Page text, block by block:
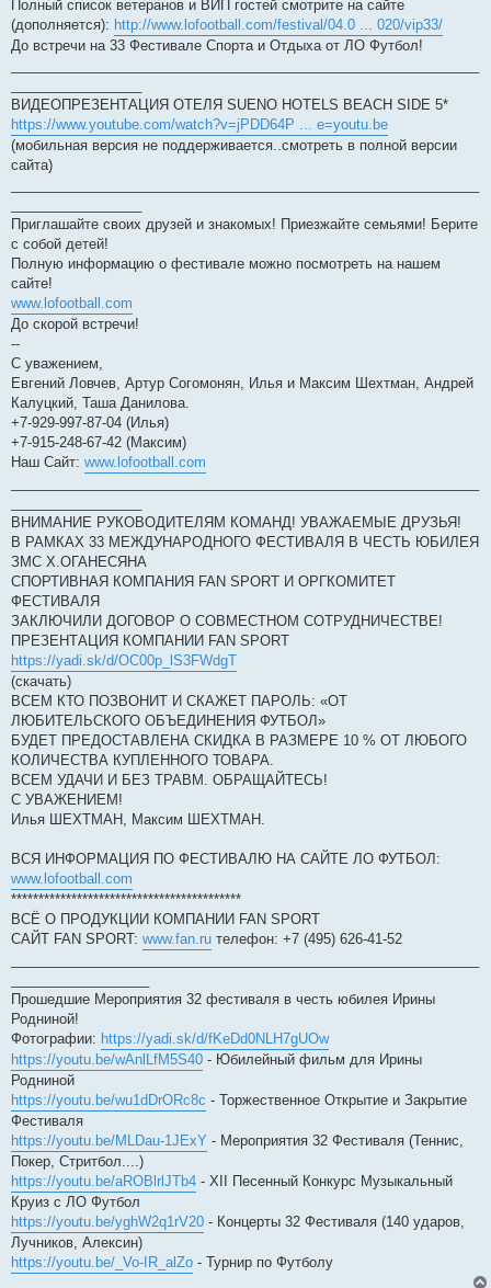
Полный список ветеранов и ВИП гостей смотрите на сайте
(дополняется): http://www.lofootball.com/festival/04.0 ... 020/vip33/
До встречи на 33 Фестивале Спорта и Отдыха от ЛО Футбол!
ВИДЕОПРЕЗЕНТАЦИЯ ОТЕЛЯ SUENO HOTELS BEACH SIDE 5*
https://www.youtube.com/watch?v=jPDD64P ... e=youtu.be
(мобильная версия не поддерживается..смотреть в полной версии
сайта)
Приглашайте своих друзей и знакомых! Приезжайте семьями! Берите
с собой детей!
Полную информацию о фестивале можно посмотреть на нашем
сайте!
www.lofootball.com
До скорой встречи!
--
С уважением,
Евгений Ловчев, Артур Согомонян, Илья и Максим Шехтман, Андрей
Калуцкий, Таша Данилова.
+7-929-997-87-04 (Илья)
+7-915-248-67-42 (Максим)
Наш Сайт: www.lofootball.com
ВНИМАНИЕ РУКОВОДИТЕЛЯМ КОМАНД! УВАЖАЕМЫЕ ДРУЗЬЯ!
В РАМКАХ 33 МЕЖДУНАРОДНОГО ФЕСТИВАЛЯ В ЧЕСТЬ ЮБИЛЕЯ
ЗМС Х.ОГАНЕСЯНА
СПОРТИВНАЯ КОМПАНИЯ FAN SPORT И ОРГКОМИТЕТ
ФЕСТИВАЛЯ
ЗАКЛЮЧИЛИ ДОГОВОР О СОВМЕСТНОМ СОТРУДНИЧЕСТВЕ!
ПРЕЗЕНТАЦИЯ КОМПАНИИ FAN SPORT
https://yadi.sk/d/OC00p_lS3FWdgT
(скачать)
ВСЕМ КТО ПОЗВОНИТ И СКАЖЕТ ПАРОЛЬ: «ОТ
ЛЮБИТЕЛЬСКОГО ОБЪЕДИНЕНИЯ ФУТБОЛ»
БУДЕТ ПРЕДОСТАВЛЕНА СКИДКА В РАЗМЕРЕ 10 % ОТ ЛЮБОГО
КОЛИЧЕСТВА КУПЛЕННОГО ТОВАРА.
ВСЕМ УДАЧИ И БЕЗ ТРАВМ. ОБРАЩАЙТЕСЬ!
С УВАЖЕНИЕМ!
Илья ШЕХТМАН, Максим ШЕХТМАН.
ВСЯ ИНФОРМАЦИЯ ПО ФЕСТИВАЛЮ НА САЙТЕ ЛО ФУТБОЛ:
www.lofootball.com
******************************************
ВСЁ О ПРОДУКЦИИ КОМПАНИИ FAN SPORT
САЙТ FAN SPORT: www.fan.ru телефон: +7 (495) 626-41-52
Прошедшие Мероприятия 32 фестиваля в честь юбилея Ирины
Родниной!
Фотографии: https://yadi.sk/d/fKeDd0NLH7gUOw
https://youtu.be/wAnlLfM5S40 - Юбилейный фильм для Ирины
Родниной
https://youtu.be/wu1dDrORc8c - Торжественное Открытие и Закрытие
Фестиваля
https://youtu.be/MLDau-1JExY - Мероприятия 32 Фестиваля (Теннис,
Покер, Стритбол....)
https://youtu.be/aROBlrlJTb4 - XII Песенный Конкурс Музыкальный
Круиз с ЛО Футбол
https://youtu.be/yghW2q1rV20 - Концерты 32 Фестиваля (140 ударов,
Лучников, Алексин)
https://youtu.be/_Vo-IR_alZo - Турнир по Футболу